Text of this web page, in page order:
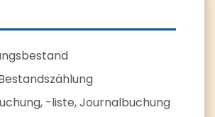
-liste, Journalbuchung